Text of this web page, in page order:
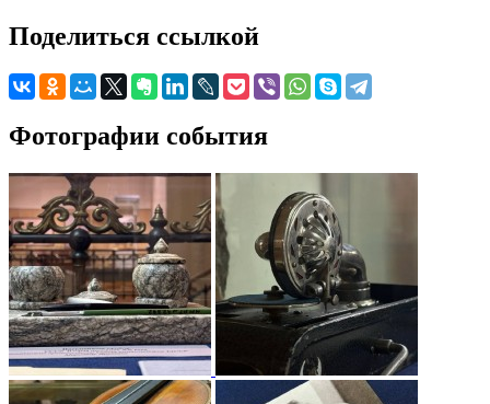
Поделиться ссылкой
Фотографии события